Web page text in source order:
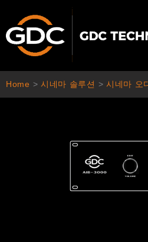
츠
너
뛰
Home > 시네마 솔루션 > 시네마 오